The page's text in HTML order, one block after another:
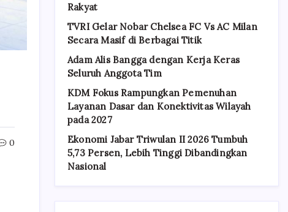
0
Rakyat
TVRI Gelar Nobar Chelsea FC Vs AC Milan
Secara Masif di Berbagai Titik
Adam Alis Bangga dengan Kerja Keras
Seluruh Anggota Tim
KDM Fokus Rampungkan Pemenuhan
Layanan Dasar dan Konektivitas Wilayah
pada 2027
Ekonomi Jabar Triwulan II 2026 Tumbuh
5,73 Persen, Lebih Tinggi Dibandingkan
Nasional